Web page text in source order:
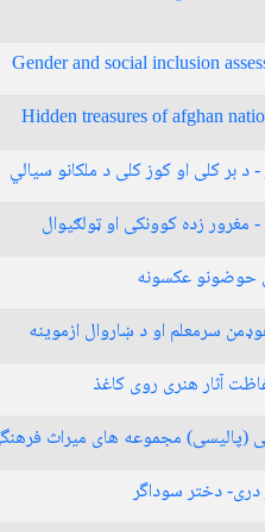
د بر کلی او کوز کلی د ملکانو سیالي
مغرور زده کوونکی او ټولګیوال
حوضونو عکسونه
سرمعلم او د ښاروال ازموینه
آثار هنری روی کاغذ
مجموعه های میراث
دختر سوداگر